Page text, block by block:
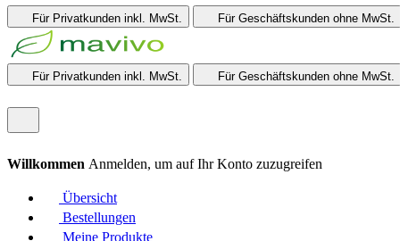
Für Privatkunden inkl. MwSt. Für Geschäftskunden ohne MwSt.
Für Privatkunden inkl. MwSt. Für Geschäftskunden ohne MwSt.
Willkommen Anmelden, um auf Ihr Konto zuzugreifen
Übersicht
Bestellungen
Meine Produkte